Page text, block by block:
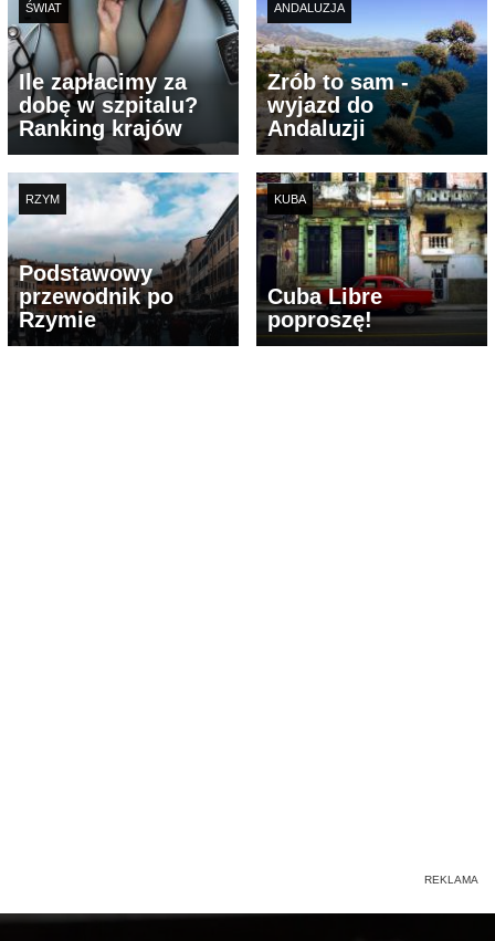
ŚWIAT
Ile zapłacimy za
dobę w szpitalu?
Ranking krajów
ANDALUZJA
Zrób to sam -
wyjazd do
Andaluzji
RZYM
Podstawowy
przewodnik po
Rzymie
KUBA
Cuba Libre
poproszę!